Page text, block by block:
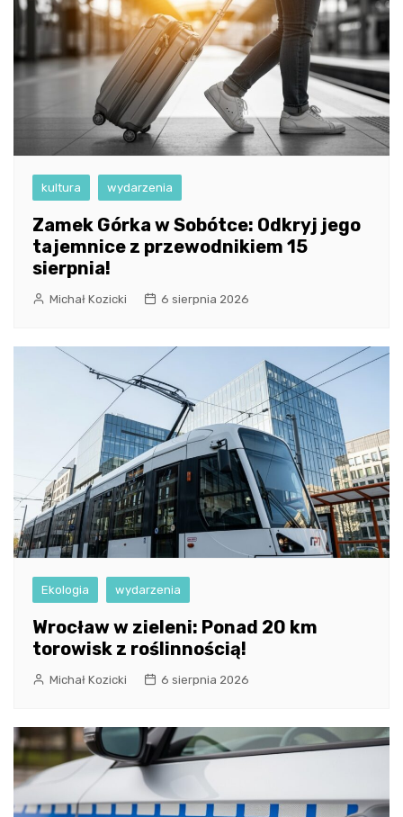
kultura wydarzenia
Zamek Górka w Sobótce: Odkryj jego
tajemnice z przewodnikiem 15
sierpnia!
Michał Kozicki 6 sierpnia 2026
Ekologia wydarzenia
Wrocław w zieleni: Ponad 20 km
torowisk z roślinnością!
Michał Kozicki 6 sierpnia 2026